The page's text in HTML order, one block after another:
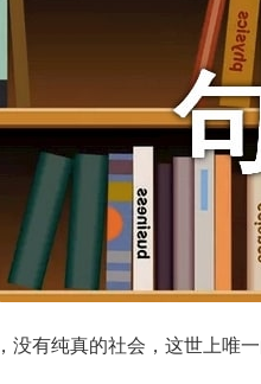
没有纯真的社会，这世上唯